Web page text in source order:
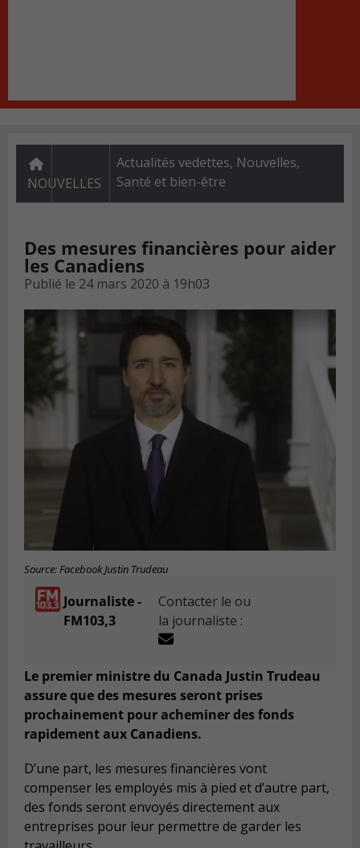
NOUVELLES
Actualités vedettes, Nouvelles,
Santé et bien-être
Des mesures financières pour aider
les Canadiens
Publié le 24 mars 2020 à 19h03
Source: Facebook Justin Trudeau
Journaliste -
FM103,3
Contacter le ou
la journaliste :
Le premier ministre du Canada Justin Trudeau
assure que des mesures seront prises
prochainement pour acheminer des fonds
rapidement aux Canadiens.
D’une part, les mesures financières vont
compenser les employés mis à pied et d’autre part,
des fonds seront envoyés directement aux
entreprises pour leur permettre de garder les